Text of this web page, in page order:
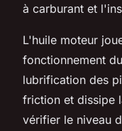
à carburant et
L'huile moteur
fonctionnement
lubrification des
friction et dissipe
vérifier le niveau